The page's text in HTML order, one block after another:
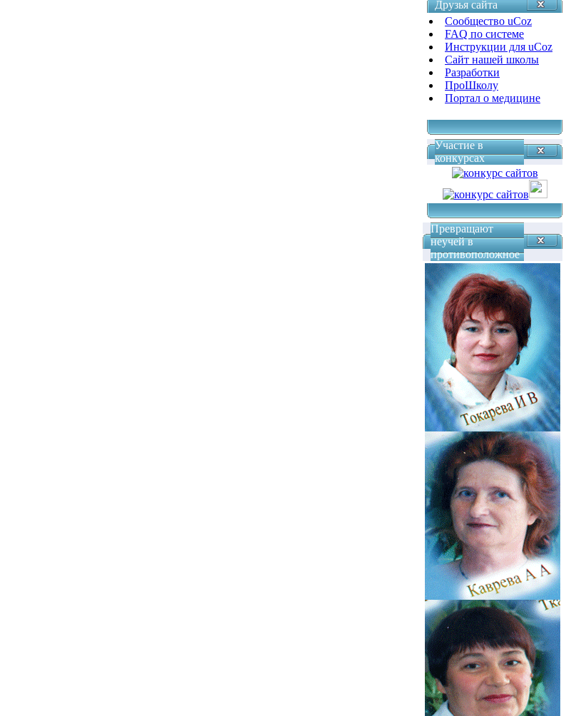
Друзья сайта
Сообщество uCoz
FAQ по системе
Инструкции для uCoz
Сайт нашей школы
Разработки
ПроШколу
Портал о медицине
Участие в
конкурсах
Превращают
неучей в
противоположное